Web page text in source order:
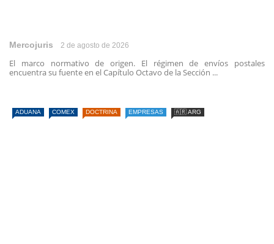
Mercojuris 2 de agosto de 2026
El marco normativo de origen. El régimen de envíos postales
encuentra su fuente en el Capítulo Octavo de la Sección ...
ADUANA COMEX DOCTRINA EMPRESAS 🇦🇷 ARG